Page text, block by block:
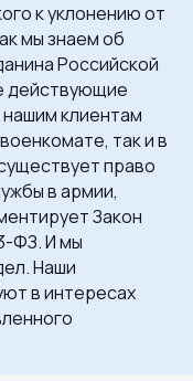
к уклонению от
мы знаем об
Российской
действующие
клиентам
так и в
право
в армии,
Закон
ФЗ. И мы
Наши
в интересах